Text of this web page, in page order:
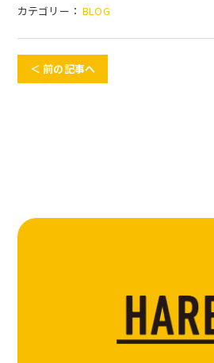
カテゴリー： BLOG
＜ 前の記事へ